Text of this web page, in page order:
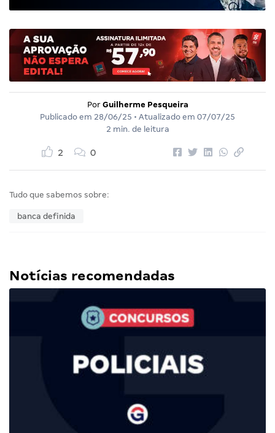
Por Guilherme Pesqueira
Publicado em 28/06/25 • Atualizado em 07/07/25
2 min. de leitura
2 0
Tudo que sabemos sobre:
banca definida
Notícias recomendadas